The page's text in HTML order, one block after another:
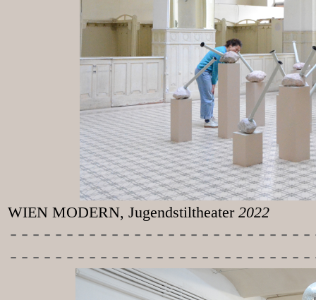
WIEN MODERN, Jugendstiltheater 2022
-----------